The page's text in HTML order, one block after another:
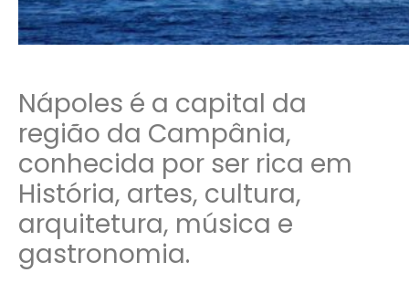
Nápoles é a capital da
região da Campânia,
conhecida por ser rica em
História, artes, cultura,
arquitetura, música e
gastronomia.